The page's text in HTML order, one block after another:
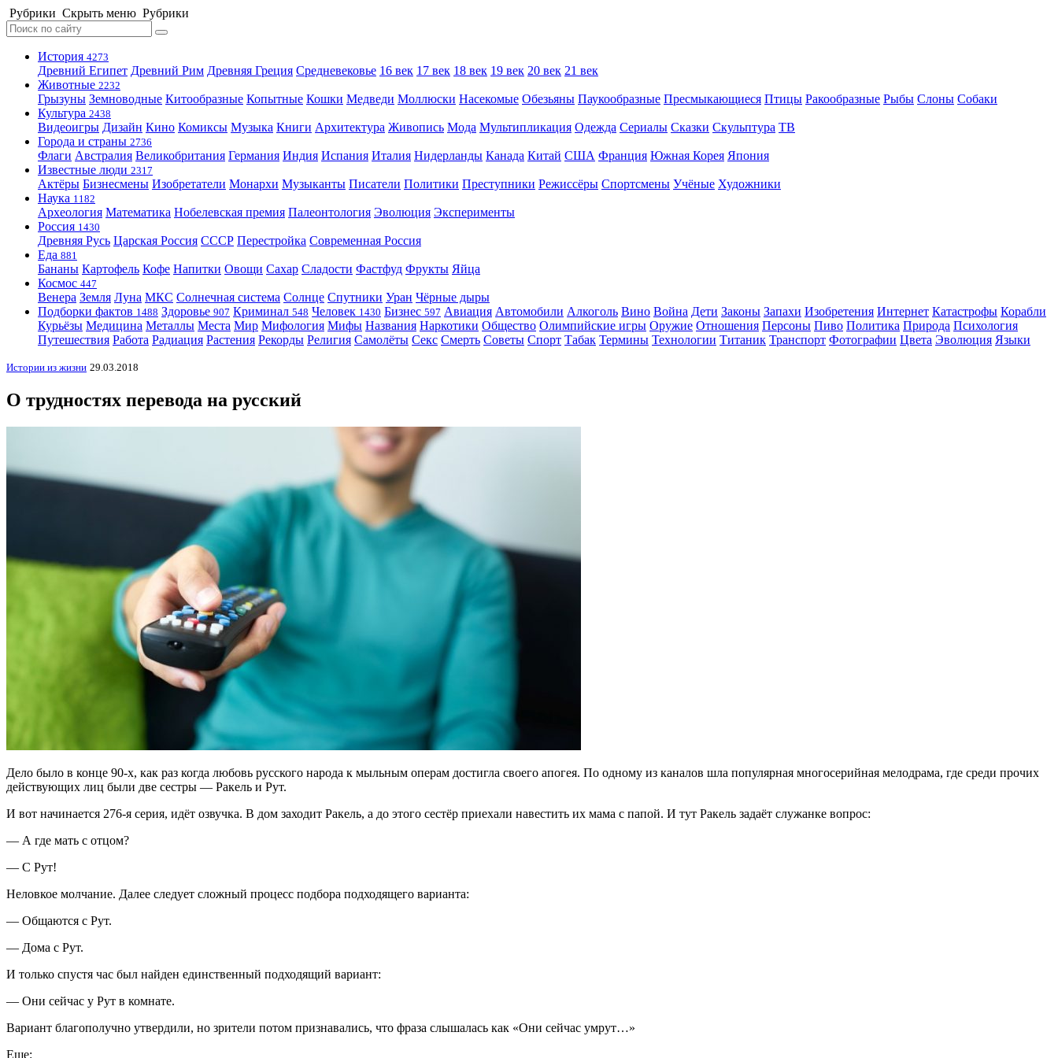
Рубрики Скрыть меню Рубрики
История 4273
Древний Египет Древний Рим Древняя Греция Средневековье 16 век 17 век 18 век 19 век 20 век 21 век
Животные 2232
Грызуны Земноводные Китообразные Копытные Кошки Медведи Моллюски Насекомые Обезьяны Паукообразные Пресмыкающиеся Птицы Ракообразные Рыбы Слоны Собаки
Культура 2438
Видеоигры Дизайн Кино Комиксы Музыка Книги Архитектура Живопись Мода Мультипликация Одежда Сериалы Сказки Скульптура ТВ
Города и страны 2736
Флаги Австралия Великобритания Германия Индия Испания Италия Нидерланды Канада Китай США Франция Южная Корея Япония
Известные люди 2317
Актёры Бизнесмены Изобретатели Монархи Музыканты Писатели Политики Преступники Режиссёры Спортсмены Учёные Художники
Наука 1182
Археология Математика Нобелевская премия Палеонтология Эволюция Эксперименты
Россия 1430
Древняя Русь Царская Россия СССР Перестройка Современная Россия
Еда 881
Бананы Картофель Кофе Напитки Овощи Сахар Сладости Фастфуд Фрукты Яйца
Космос 447
Венера Земля Луна МКС Солнечная система Солнце Спутники Уран Чёрные дыры
Подборки фактов 1488 Здоровье 907 Криминал 548 Человек 1430 Бизнес 597 Авиация Автомобили Алкоголь Вино Война Дети Законы Запахи Изобретения Интернет Катастрофы Корабли
Курьёзы Медицина Металлы Места Мир Мифология Мифы Названия Наркотики Общество Олимпийские игры Оружие Отношения Персоны Пиво Политика Природа Психология
Путешествия Работа Радиация Растения Рекорды Религия Самолёты Секс Смерть Советы Спорт Табак Термины Технологии Титаник Транспорт Фотографии Цвета Эволюция Языки
Истории из жизни 29.03.2018
О трудностях перевода на русский
Дело было в конце 90-х, как раз когда любовь русского народа к мыльным операм достигла своего апогея. По одному из каналов шла популярная многосерийная мелодрама, где среди прочих
действующих лиц были две сестры — Ракель и Рут.
И вот начинается 276-я серия, идёт озвучка. В дом заходит Ракель, а до этого сестёр приехали навестить их мама с папой. И тут Ракель задаёт служанке вопрос:
— А где мать с отцом?
— С Рут!
Неловкое молчание. Далее следует сложный процесс подбора подходящего варианта:
— Общаются с Рут.
— Дома с Рут.
И только спустя час был найден единственный подходящий вариант:
— Они сейчас у Рут в комнате.
Вариант благополучно утвердили, но зрители потом признавались, что фраза слышалась как «Они сейчас умрут…»
Еще: